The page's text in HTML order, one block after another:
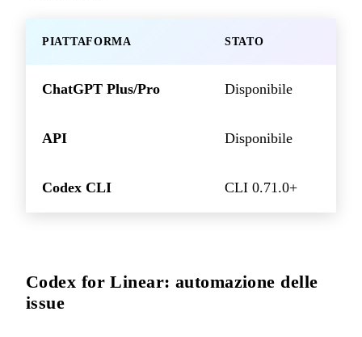
PIATTAFORMA STATO
ChatGPT Plus/Pro Disponibile
API Disponibile
Codex CLI CLI 0.71.0+
Codex for Linear: automazione delle
issue